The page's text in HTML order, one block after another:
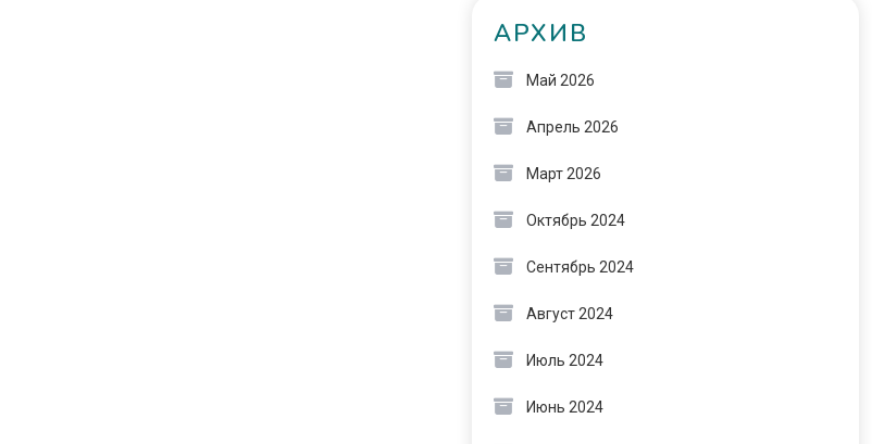
АРХИВ
Май 2026
Апрель 2026
Март 2026
Октябрь 2024
Сентябрь 2024
Август 2024
Июль 2024
Июнь 2024